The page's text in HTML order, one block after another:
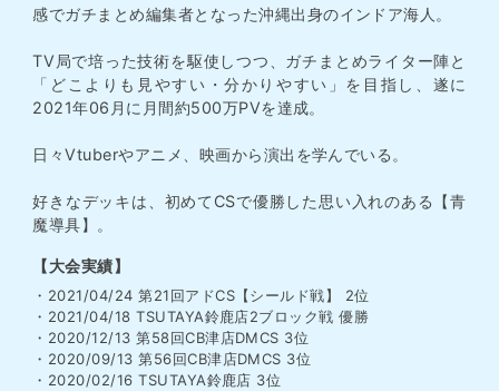
感でガチまとめ編集者となった沖縄出身のインドア海人。
TV局で培った技術を駆使しつつ、ガチまとめライター陣と
「どこよりも見やすい・分かりやすい」を目指し、遂に
2021年06月に月間約500万PVを達成。
日々Vtuberやアニメ、映画から演出を学んでいる。
好きなデッキは、初めてCSで優勝した思い入れのある【青
魔導具】。
【大会実績】
・2021/04/24 第21回アドCS【シールド戦】 2位
・2021/04/18 TSUTAYA鈴鹿店2ブロック戦 優勝
・2020/12/13 第58回CB津店DMCS 3位
・2020/09/13 第56回CB津店DMCS 3位
・2020/02/16 TSUTAYA鈴鹿店 3位